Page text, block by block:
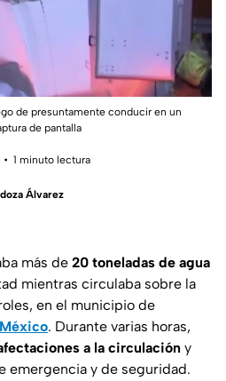
de presuntamente conducir en un
de pantalla
1 minuto lectura
Álvarez
más de 20 toneladas de agua
mientras circulaba sobre la
en el municipio de
. Durante varias horas,
a la circulación y
emergencia y de seguridad.